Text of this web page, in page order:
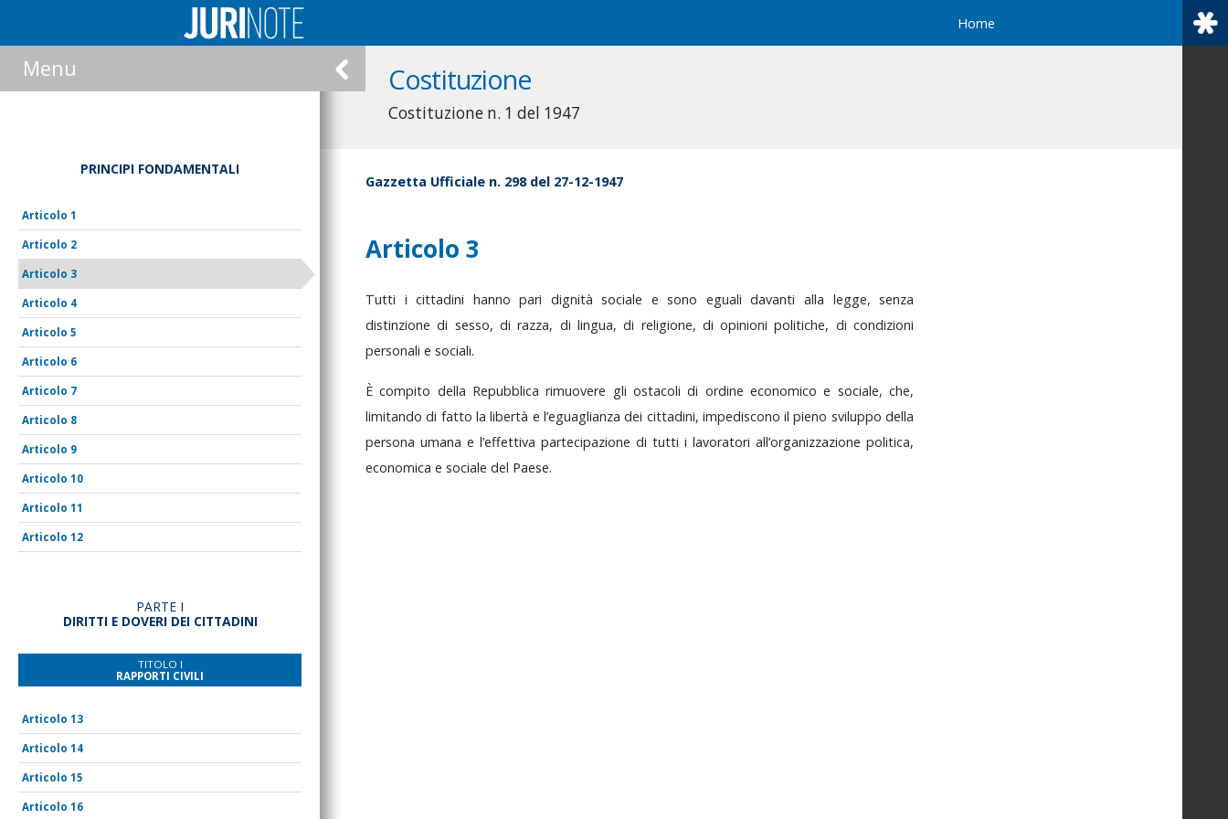
Home
Costituzione
Costituzione n. 1 del 1947
Menu
PRINCIPI FONDAMENTALI
1
2
3
4
5
6
7
8
9
10
11
12
PARTE I
DIRITTI E DOVERI DEI CITTADINI
TITOLO I
RAPPORTI CIVILI
13
14
15
16
Gazzetta Ufficiale n. 298 del 27-12-1947
Articolo 3
Tutti icittadini hannopari dignitàsociale esono egualidavantialla legge,senza
distinzionedi sesso, dirazza, di lingua,di religione, diopinionipolitiche, dicondizioni
personali e sociali.
Ècompito della Repubblicarimuovere gliostacolidi ordineeconomicoe sociale,che,
limitandodi fatto lalibertà e l’eguaglianzadei cittadini, impedisconoilpieno sviluppodella
persona umana e l’effettiva partecipazione di tutti i lavoratori all’organizzazione politica,
economica e sociale del Paese.